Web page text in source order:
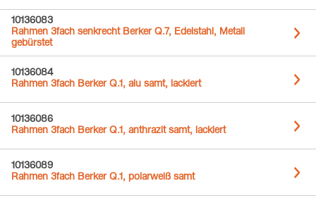
10136083
Rahmen 3fach senkrecht Berker Q.7, Edelstahl, Metall
gebürstet
10136084
Rahmen 3fach Berker Q.1, alu samt, lackiert
10136086
Rahmen 3fach Berker Q.1, anthrazit samt, lackiert
10136089
Rahmen 3fach Berker Q.1, polarweiß samt